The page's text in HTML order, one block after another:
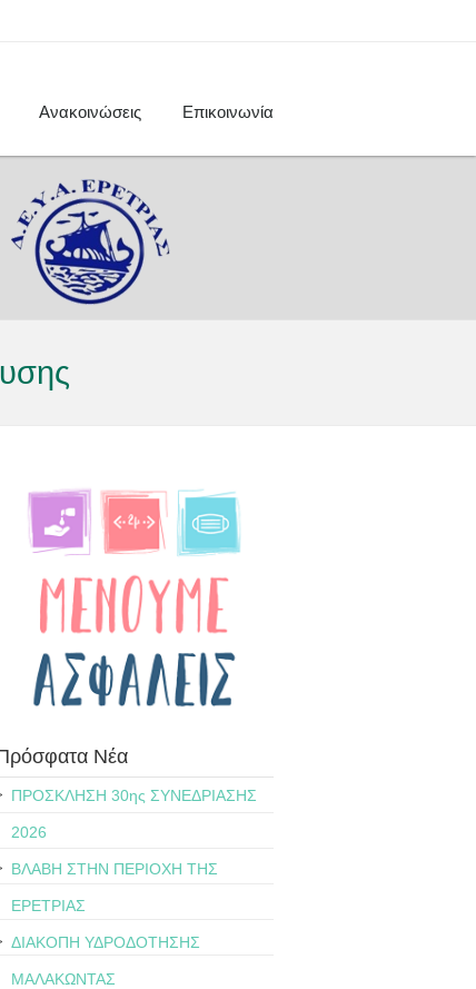
Ανακοινώσεις Επικοινωνία
Νέα
ΠΡΟΣΚΛΗΣΗ 30ης ΣΥΝΕΔΡΙΑΣΗΣ
2026
ΒΛΑΒΗ ΣΤΗΝ ΠΕΡΙΟΧΗ ΤΗΣ
ΕΡΕΤΡΙΑΣ
ΔΙΑΚΟΠΗ ΥΔΡΟΔΟΤΗΣΗΣ
ΜΑΛΑΚΩΝΤΑΣ